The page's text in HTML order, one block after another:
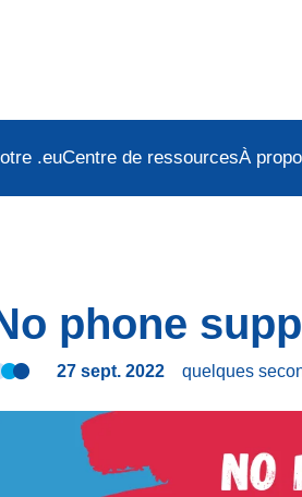
.euCentre de ressourcesÀ
phone
27 sept. 2022 quelques